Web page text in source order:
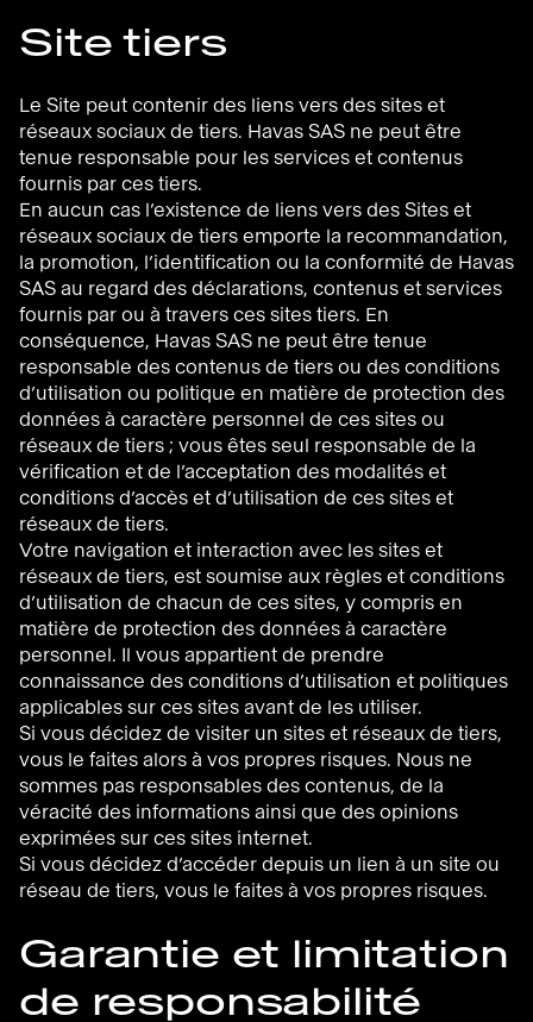
Site tiers
Le Site peut contenir des liens vers des sites et
réseaux sociaux de tiers. Havas SAS ne peut être
tenue responsable pour les services et contenus
fournis par ces tiers.
En aucun cas l’existence de liens vers des Sites et
réseaux sociaux de tiers emporte la recommandation,
la promotion, l’identification ou la conformité de Havas
SAS au regard des déclarations, contenus et services
fournis par ou à travers ces sites tiers. En
conséquence, Havas SAS ne peut être tenue
responsable des contenus de tiers ou des conditions
d’utilisation ou politique en matière de protection des
données à caractère personnel de ces sites ou
réseaux de tiers ; vous êtes seul responsable de la
vérification et de l’acceptation des modalités et
conditions d’accès et d’utilisation de ces sites et
réseaux de tiers.
Votre navigation et interaction avec les sites et
réseaux de tiers, est soumise aux règles et conditions
d’utilisation de chacun de ces sites, y compris en
matière de protection des données à caractère
personnel. Il vous appartient de prendre
connaissance des conditions d’utilisation et politiques
applicables sur ces sites avant de les utiliser.
Si vous décidez de visiter un sites et réseaux de tiers,
vous le faites alors à vos propres risques. Nous ne
sommes pas responsables des contenus, de la
véracité des informations ainsi que des opinions
exprimées sur ces sites internet.
Si vous décidez d’accéder depuis un lien à un site ou
réseau de tiers, vous le faites à vos propres risques.
Garantie et limitation
de responsabilité